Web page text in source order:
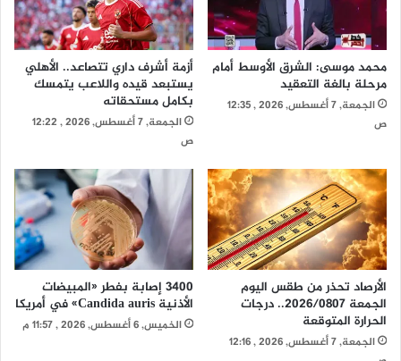
محمد موسى: الشرق الأوسط أمام
مرحلة بالغة التعقيد
الجمعة, 7 أغسطس, 2026 , 12:35
ص
أزمة أشرف داري تتصاعد.. الأهلي
يستبعد قيده واللاعب يتمسك
بكامل مستحقاته
الجمعة, 7 أغسطس, 2026 , 12:22
ص
الأرصاد تحذر من طقس اليوم
الجمعة 2026/0807.. درجات
الحرارة المتوقعة
الجمعة, 7 أغسطس, 2026 , 12:16
3400 إصابة بفطر «المبيضات
الأذنية Candida auris» في أمريكا
الخميس, 6 أغسطس, 2026 , 11:57 م